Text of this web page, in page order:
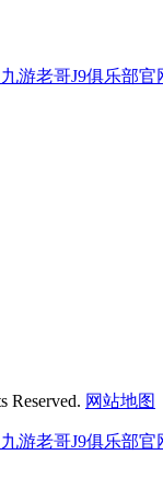
Reserved. 网站地图